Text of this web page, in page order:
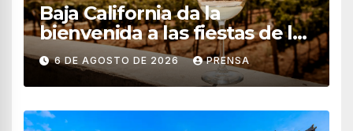
Baja California da la
bienvenida a las fiestas de la
vendimia 2026
6 DE AGOSTO DE 2026 PRENSA